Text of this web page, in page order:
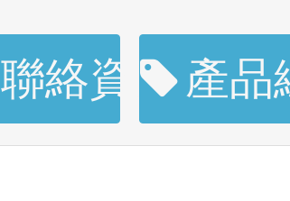
聯絡資訊 產品